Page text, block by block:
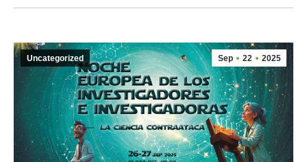
Sep 22 2025
Uncategorized